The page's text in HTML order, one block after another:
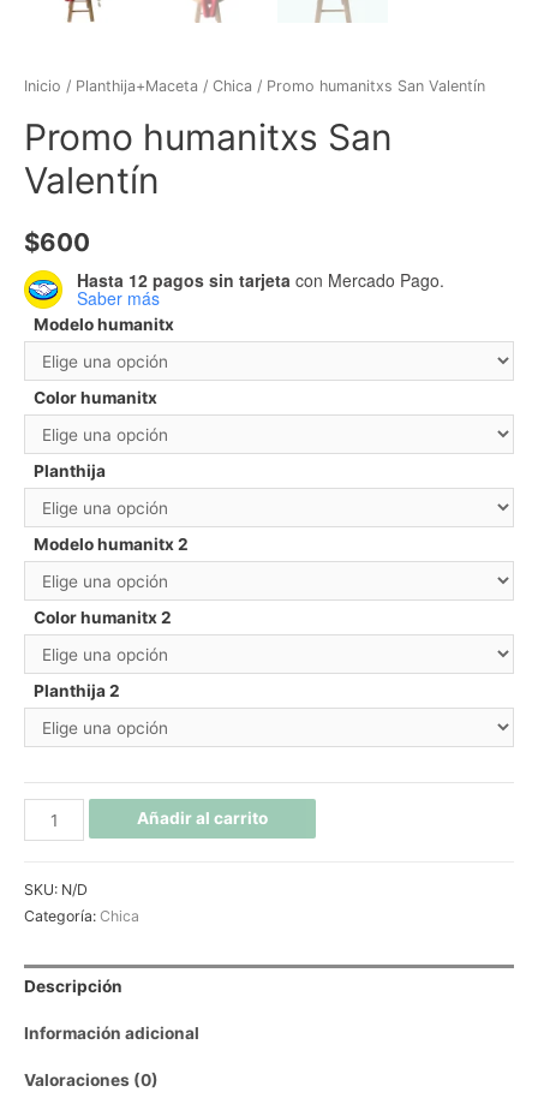
Inicio / Planthija+Maceta / Chica / Promo humanitxs San Valentín
Promo humanitxs San
Valentín
$600
Hasta 12 pagos sin tarjeta con Mercado Pago.
Saber más
Modelo humanitx
Color humanitx
Planthija
Modelo humanitx 2
Color humanitx 2
Planthija 2
Añadir al carrito
SKU: N/D
Categoría: Chica
Descripción
Información adicional
Valoraciones (0)